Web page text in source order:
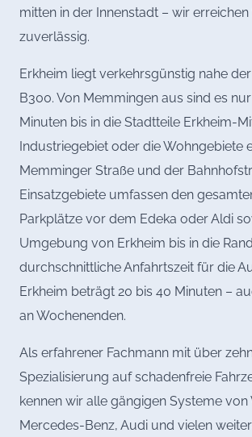
mitten in der Innenstadt – wir
zuverlässig.
Erkheim liegt verkehrsgünstig nahe
B300. Von Memmingen aus sind es
Minuten bis in die Stadtteile Erkheim-
Industriegebiet oder die Wohngebiete
Memminger Straße und der
Einsatzgebiete umfassen den
Parkplätze vor dem Edeka oder Aldi
Umgebung von Erkheim bis in die
durchschnittliche Anfahrtszeit für die
Erkheim beträgt 20 bis 40 Minuten –
an Wochenenden.
Als erfahrener Fachmann mit über
Spezialisierung auf schadenfreie
kennen wir alle gängigen Systeme von
Mercedes-Benz, Audi und vielen